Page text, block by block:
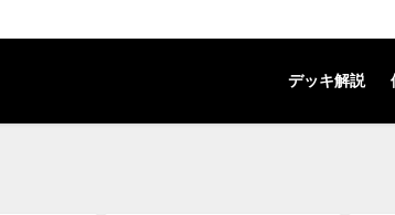
デッキ解説